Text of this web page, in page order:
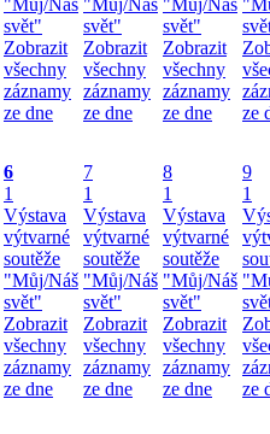
"Můj/Náš
svět"
Zobrazit
všechny
záznamy
ze dne
"Můj/Náš
svět"
Zobrazit
všechny
záznamy
ze dne
"Můj/Náš
svět"
Zobrazit
všechny
záznamy
ze dne
ze
6
1
Výstava
výtvarné
soutěže
"Můj/Náš
svět"
Zobrazit
všechny
záznamy
ze dne
7
1
Výstava
výtvarné
soutěže
"Můj/Náš
svět"
Zobrazit
všechny
záznamy
ze dne
8
1
Výstava
výtvarné
soutěže
"Můj/Náš
svět"
Zobrazit
všechny
záznamy
ze dne
9
1
ze